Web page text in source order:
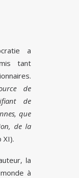
a
tant
de
de
que
de la
XI).
la
à